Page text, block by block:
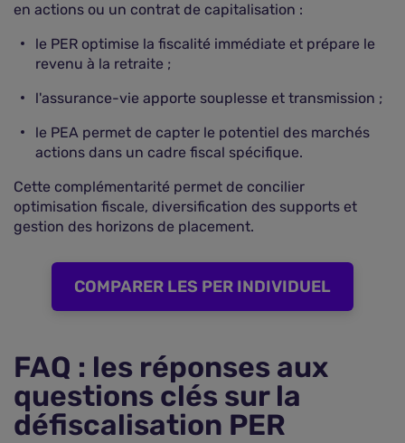
en actions ou un contrat de capitalisation :
le PER optimise la fiscalité immédiate et prépare le
revenu à la retraite ;
l'assurance-vie apporte souplesse et transmission ;
le PEA permet de capter le potentiel des marchés
actions dans un cadre fiscal spécifique.
Cette complémentarité permet de concilier
optimisation fiscale, diversification des supports et
gestion des horizons de placement.
COMPARER LES PER INDIVIDUEL
FAQ : les réponses aux
questions clés sur la
défiscalisation PER